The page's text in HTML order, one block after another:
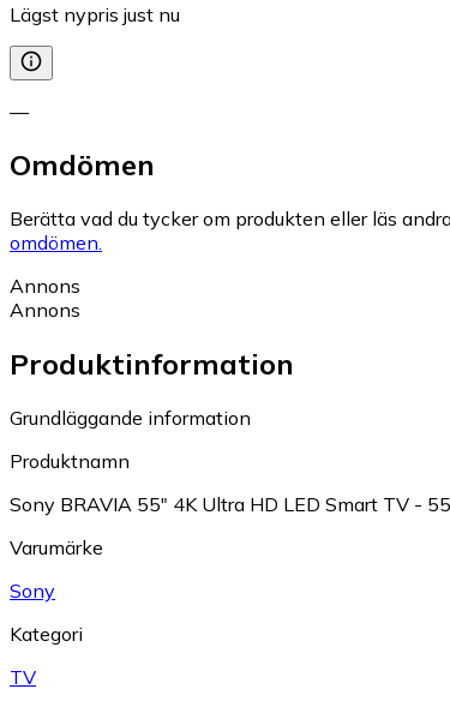
Lägst nypris just nu
—
Omdömen
Berätta vad du tycker om produkten eller läs
omdömen.
Annons
Annons
Produktinformation
Grundläggande information
Produktnamn
Sony BRAVIA 55" 4K Ultra HD LED Smart TV -
Varumärke
Sony
Kategori
TV